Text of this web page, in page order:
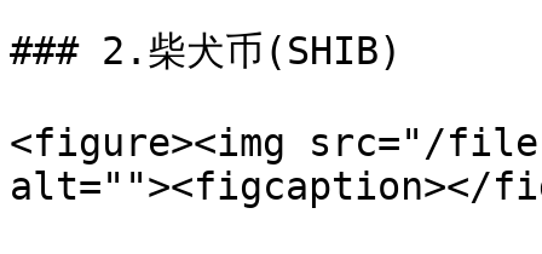
### 2.柴犬币(SHIB)
<figure><img src="/files/
alt=""><figcaption></